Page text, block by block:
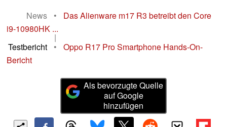
News
•
Das Alienware m17 R3 betreibt den Core
i9-10980HK ...
|
Testbericht
•
Oppo R17 Pro Smartphone Hands-On-
Bericht
Als bevorzugte Quelle
auf Google
hinzufügen